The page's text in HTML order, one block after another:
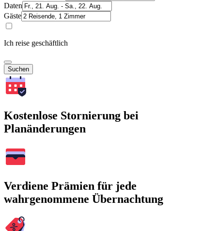
Daten
Gäste
Ich reise geschäftlich
Suchen
Kostenlose Stornierung bei
Planänderungen
Verdiene Prämien für jede
wahrgenommene Übernachtung